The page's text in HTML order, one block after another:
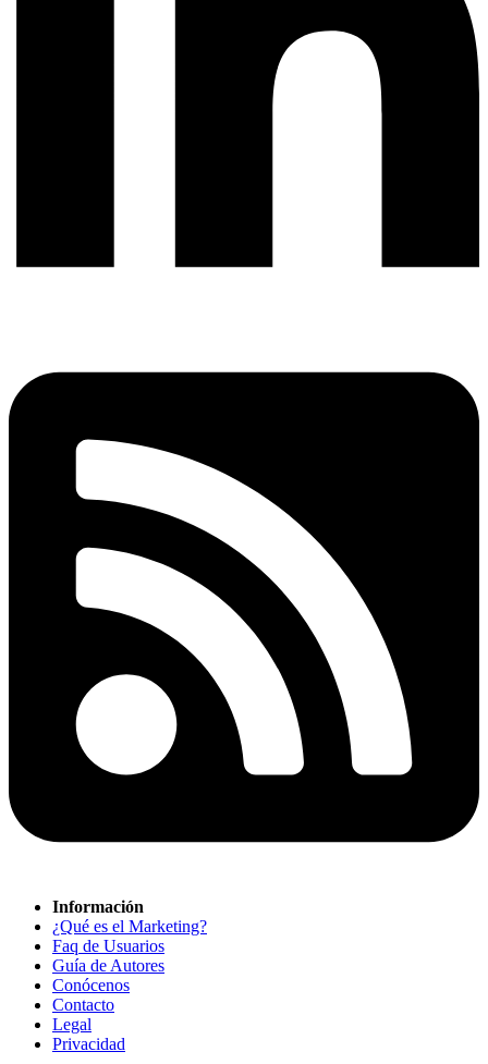
Información
¿Qué es el Marketing?
Faq de Usuarios
Guía de Autores
Conócenos
Contacto
Legal
Privacidad